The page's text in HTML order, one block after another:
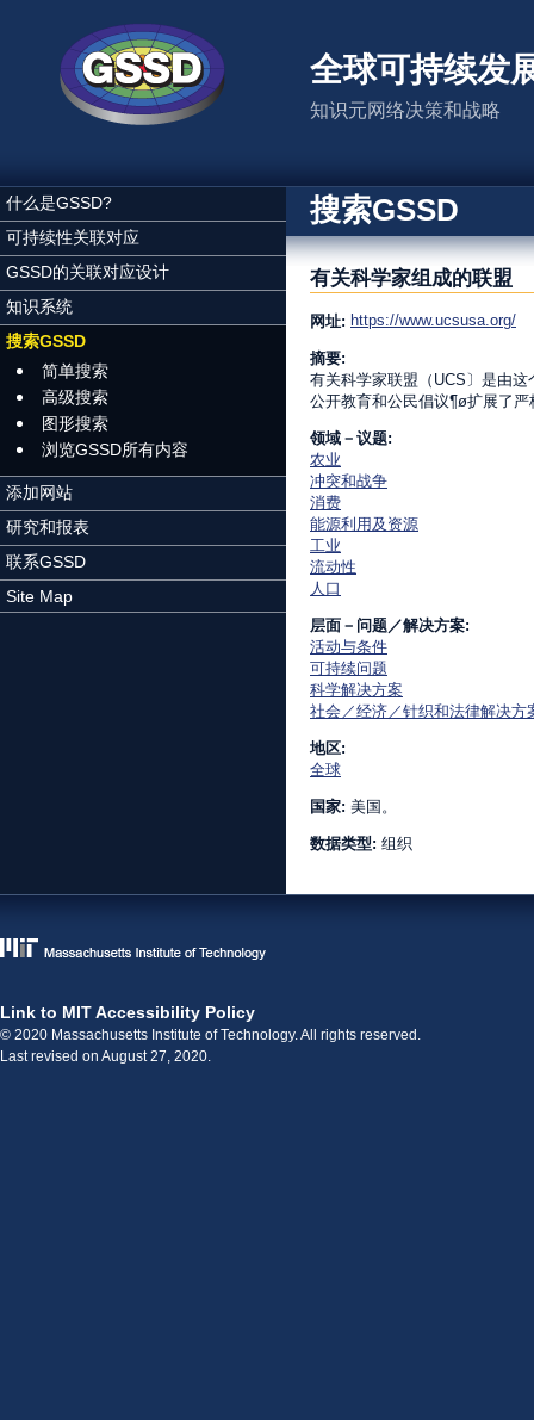
全球可持续发
知识元网络决策和战略
什么是GSSD?
可持续性关联对应
GSSD的关联对应设计
知识系统
搜索GSSD
简单搜索
高级搜索
图形搜索
浏览GSSD所有内容
添加网站
研究和报表
联系GSSD
Site Map
搜索GSSD
有关科学家组成的联盟
网址: https://www.ucsusa.org/
摘要:
有关科学家联盟（UCS〕是由
公开教育和公民倡议¶ø扩展了
领域－议题:
农业
冲突和战争
消费
能源利用及资源
工业
流动性
人口
层面－问题／解决方案:
活动与条件
可持续问题
科学解决方案
社会／经济／针织和法律解决方
地区:
全球
国家: 美国。
数据类型: 组织
Link to MIT Accessibility Policy
© 2020 Massachusetts Institute of Technology. All rights reserved.
Last revised on August 27, 2020.